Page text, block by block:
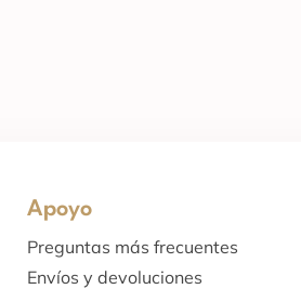
Apoyo
Preguntas más frecuentes
Envíos y devoluciones